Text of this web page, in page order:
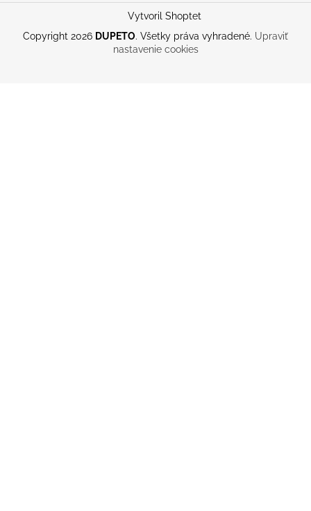
Vytvoril Shoptet
Copyright 2026 DUPETO. Všetky práva vyhradené. Upraviť
nastavenie cookies